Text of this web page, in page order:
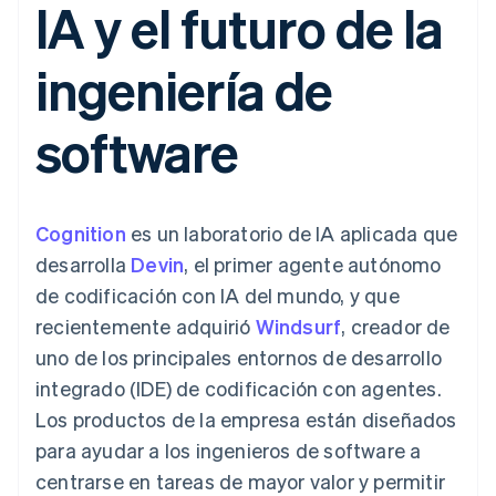
Métodos de
pago
Acceso a más
Terminal
Pagos en
Authorization
Boost
Link
Proceso de
compra
acelerado
Financial
Datos de ctas.
financieras
Automatización
contable
Stripe Sigma
Informes
personalizados
Sincronización
de datos
de tarjetas
criptomonedas
Compras de
Más
Ver lo que viene
Gestión del dinero
Plataformas
SaaS
Por sector
creadores
Hostelería, viajes y ocio
Medios de
comunicación y
entretenimiento
Organizaciones sin
fines de lucro
Servicios
profesionales
Sector público
Minorista
Gestionar
suscripciones
Ofrecer cobro por
consumo
Emitir tarjetas
respaldadas por
Aprovisiona y gestiona
servicios con agentes
Recursos
aplicaciones
Ejemplos de código
Blog de
desarrolladores
Estado de la API
Empresa
Hoja de ruta del
producto
Conferencia anual
Sessions
Sala de prensa
Stripe Press
Contacta con ventas
Conviértete en socio
IA y el futuro de la
ingeniería de
software
Cognition es un laboratorio de IA aplicada que
desarrolla Devin, el primer agente autónomo
de codificación con IA del mundo, y que
recientemente adquirió Windsurf, creador de
uno de los principales entornos de desarrollo
integrado (IDE) de codificación con agentes.
Los productos de la empresa están diseñados
para ayudar a los ingenieros de software a
centrarse en tareas de mayor valor y permitir